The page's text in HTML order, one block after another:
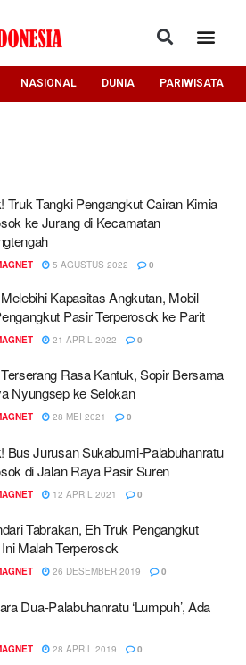
NASIONAL DUNIA PARIWISATA
Truk Tangki Pengangkut Cairan Kimia
ke Jurang di Kecamatan
5 AGUSTUS 2022 0
Kapasitas Angkutan, Mobil
Pasir Terperosok ke Parit
21 APRIL 2022 0
Rasa Kantuk, Sopir Bersama
Nyungsep ke Selokan
28 MEI 2021 0
Bus Jurusan Sukabumi-Palabuhanratu
di Jalan Raya Pasir Suren
12 APRIL 2021 0
Tabrakan, Eh Truk Pengangkut
Malah Terperosok
26 DESEMBER 2019 0
Dua-Palabuhanratu ‘Lumpuh’, Ada
28 APRIL 2019 0